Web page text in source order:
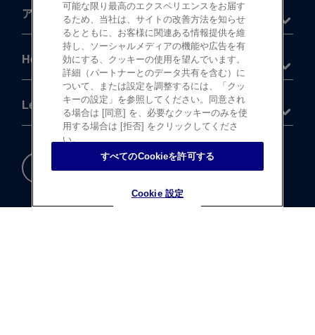
アキュビュー®製品
Help
Legal
重要な​安全情報
可能な限り最高のエクスペリエンスをお届す
るため、当社は、サイトの改善方法を知らせ
るとともに、お客様に関連ある情報提供を維
持し、ソーシャルメディアの機能や広告を有
効にする、クッキーの使用を望んでいます。
詳細（パートナーとのデータ共有を含む）に
ついて、または設定を調整するには、「クッ
キーの設定」を参照してください。同意され
る場合は [同意] を、必要なクッキーのみを使
用する場合は [拒否] をクリックしてくださ
い。
Cookie 設定
すべてのCookieを許可する